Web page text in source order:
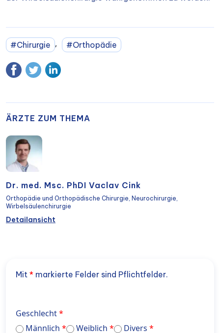
#Chirurgie , #Orthopädie
ÄRZTE ZUM THEMA
Dr. med. Msc. PhDI Vaclav Cink
Orthopädie und Orthopädische Chirurgie, Neurochirurgie,
Wirbelsäulenchirurgie
Detailansicht
Mit * markierte Felder sind Pflichtfelder.
Geschlecht
Männlich
Weiblich Divers